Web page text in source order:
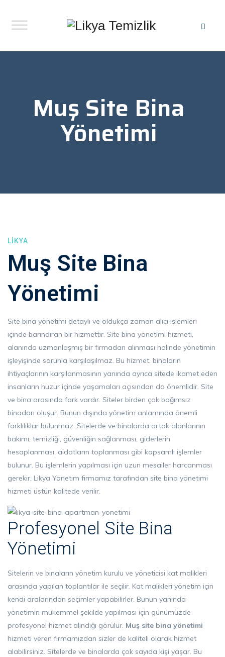
Muş Site Bina
Yönetimi
LIKYA
Muş Site Bina
Yönetimi
Site bina yönetimi detaylı ve oldukça zaman alıcı işlemleri
içinde barındıran bir hizmettir. Site bina yönetimi hizmeti,
alanında uzmanlaşmış bir firmadan alınması halinde yönetimin
işleyişinde sorunla karşılaşılmaz. Bu hizmet, binaların
ihtiyaçlarının karşılanmasının yanında ayrıca sitede ikamet eden
insanların huzur içinde yaşamaları açısından da önemlidir. Site
ve bina arasında fark vardır. Siteler birden çok bağımsız
binadan oluşur. Bunun dışında yönetim anlamında önemli
farklılıklar bulunmaz. Sitelerde ve binalarda ortak alanlarının
bakımı, temizliği, güvenliğin sağlanması, giderlerin
hesaplanması, aidatların toplanması gibi kapsamlı işlemler
bulunur. Bu işlemlerin yapılması için uzun mesailer harcanması
gerekir. Likya Yönetim firmamız tarafından site bina yönetimi
hizmeti üstün kalitede verilir.
Profesyonel Site Bina
Yönetimi
Sitelerin ve binaların yönetim kurulu ve yöneticisi kat malikleri
arasında yapılan toplantılar ile seçilir. Kat malikleri yönetim için
kendi aralarından seçimler yapabilirler. Bunun yanında
yönetimin mükemmel şekilde yapılması için günümüzde
profesyonel hizmet alındığı görülür. Muş site bina yönetimi
hizmeti veren firmamızdan sizler de kaliteli olarak hizmet
alabilirsiniz. Sitelerde ve binalarda çok sayıda kişi yaşar. Bu